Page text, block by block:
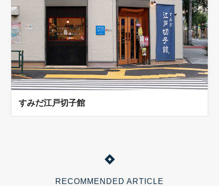
すみだ江戸切子館
RECOMMENDED ARTICLE